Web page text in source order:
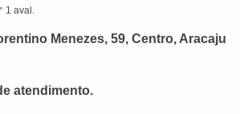
1 aval.
Menezes, 59, Centro, Aracaju
atendimento.